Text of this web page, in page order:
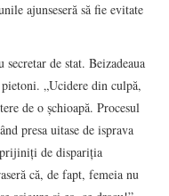
ajunseseră să fie evitate
de stat. Beizadeaua
pietoni. „Ucidere din culpă,
de o șchioapă. Procesul
presa uitase de isprava
de dispariția
că, de fapt, femeia nu